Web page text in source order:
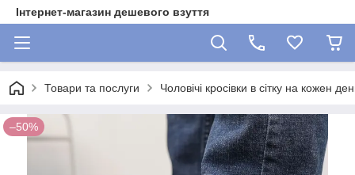
Інтернет-магазин дешевого взуття
Товари та послуги Чоловічі кросівки в сітку на кожен
–50%